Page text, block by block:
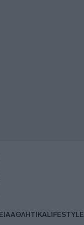
ΑΘΛΗΤΙΚΑLIFESTYLE